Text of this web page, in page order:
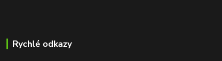
Rychlé odkazy